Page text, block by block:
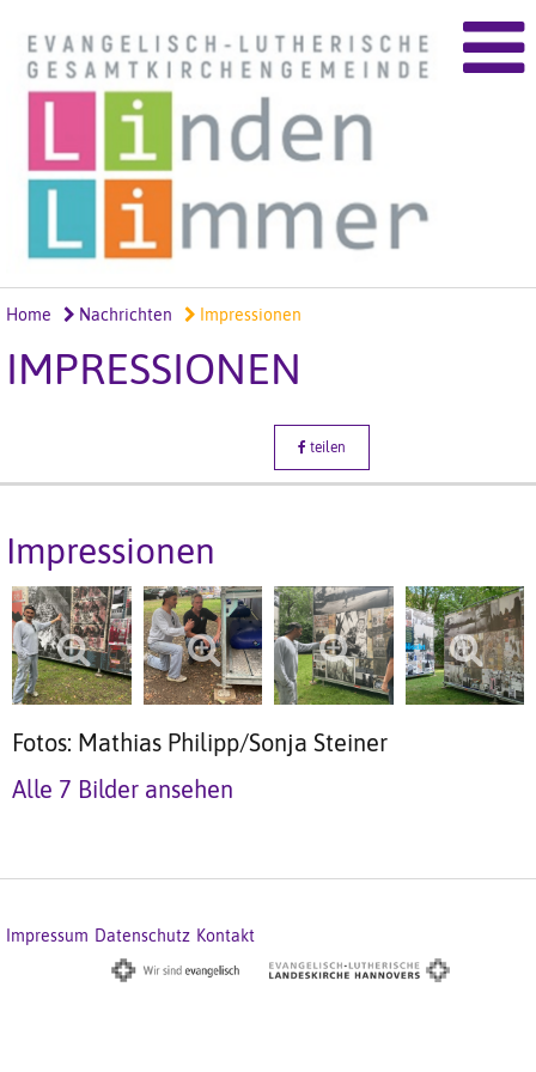
Home Nachrichten Impressionen
IMPRESSIONEN
teilen
Impressionen
Fotos: Mathias Philipp/Sonja Steiner
Alle 7 Bilder ansehen
Impressum Datenschutz Kontakt